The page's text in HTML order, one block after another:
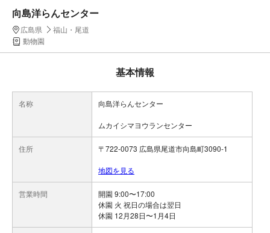
向島洋らんセンター
広島県
福山・尾道
動物園
基本情報
名称 向島洋らんセンター
ムカイシマヨウランセンター
住所 〒722-0073 広島県尾道市向島町3090-1
地図を見る
営業時間
開園 9:00〜17:00
休園 火 祝日の場合は翌日
休園 12月28日〜1月4日